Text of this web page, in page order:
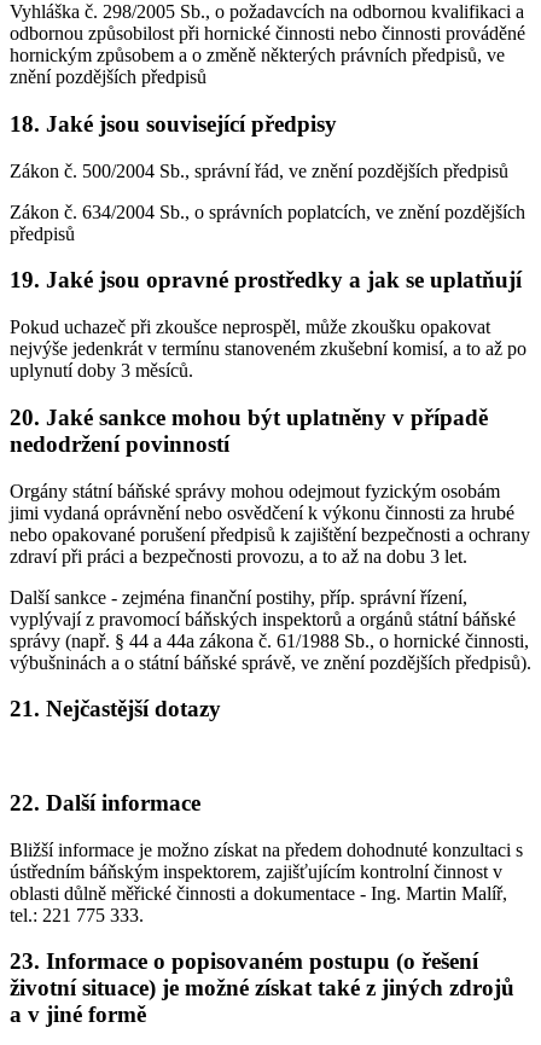
Vyhláška č. 298/2005 Sb., o požadavcích na odbornou kvalifikaci a
odbornou způsobilost při hornické činnosti nebo činnosti prováděné
hornickým způsobem a o změně některých právních předpisů, ve
znění pozdějších předpisů
18. Jaké jsou související předpisy
Zákon č. 500/2004 Sb., správní řád, ve znění pozdějších předpisů
Zákon č. 634/2004 Sb., o správních poplatcích, ve znění pozdějších
předpisů
19. Jaké jsou opravné prostředky a jak se uplatňují
Pokud uchazeč při zkoušce neprospěl, může zkoušku opakovat
nejvýše jedenkrát v termínu stanoveném zkušební komisí, a to až po
uplynutí doby 3 měsíců.
20. Jaké sankce mohou být uplatněny v případě
nedodržení povinností
Orgány státní báňské správy mohou odejmout fyzickým osobám
jimi vydaná oprávnění nebo osvědčení k výkonu činnosti za hrubé
nebo opakované porušení předpisů k zajištění bezpečnosti a ochrany
zdraví při práci a bezpečnosti provozu, a to až na dobu 3 let.
Další sankce - zejména finanční postihy, příp. správní řízení,
vyplývají z pravomocí báňských inspektorů a orgánů státní báňské
správy (např. § 44 a 44a zákona č. 61/1988 Sb., o hornické činnosti,
výbušninách a o státní báňské správě, ve znění pozdějších předpisů).
21. Nejčastější dotazy
22. Další informace
Bližší informace je možno získat na předem dohodnuté konzultaci s
ústředním báňským inspektorem, zajišťujícím kontrolní činnost v
oblasti důlně měřické činnosti a dokumentace - Ing. Martin Malíř,
tel.: 221 775 333.
23. Informace o popisovaném postupu (o řešení
životní situace) je možné získat také z jiných zdrojů
a v jiné formě